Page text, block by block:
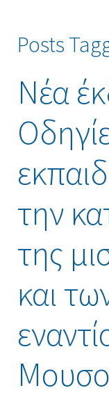
Posts
Νέα
την
της
και